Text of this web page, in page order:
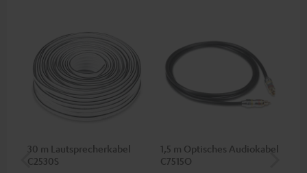
30 m Lautsprecherkabel
C2530S
1,5 m Optisches Audiokabel
C7515O